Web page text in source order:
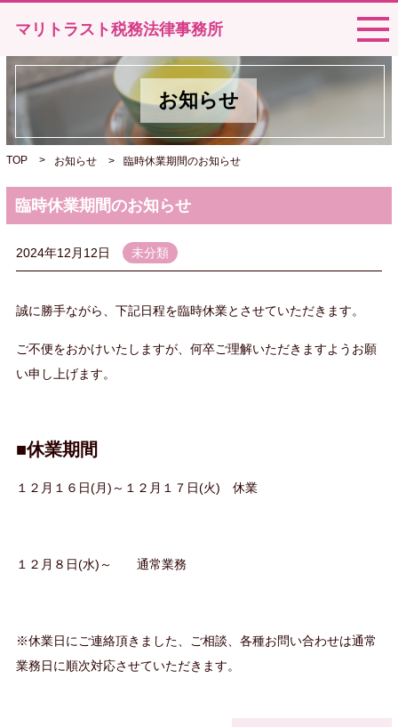
マリトラスト税務法律事務所
お知らせ
TOP > お知らせ > 臨時休業期間のお知らせ
臨時休業期間のお知らせ
2024年12月12日 未分類
誠に勝手ながら、下記日程を臨時休業とさせていただきます。
ご不便をおかけいたしますが、何卒ご理解いただきますようお願
い申し上げます。
■休業期間
１２月１６日(月)～１２月１７日(火) 休業
１２月８日(水)～ 通常業務
※休業日にご連絡頂きました、ご相談、各種お問い合わせは通常
業務日に順次対応させていただきます。